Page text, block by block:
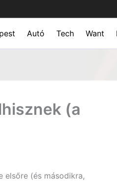
Autó Tech Want
(a
elsőre (és másodikra,